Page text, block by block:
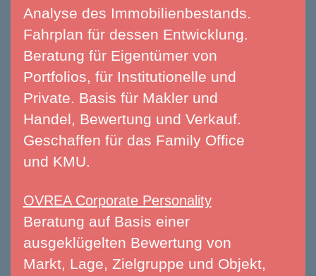
Analyse des Immobilienbestands.
Fahrplan für dessen Entwicklung.
Beratung für Eigentümer von
Portfolios, für Institutionelle und
Private. Basis für Makler und
Handel, Bewertung und Verkauf.
Geschaffen für das Family Office
und KMU.
OVREA Corporate Personality
Beratung auf Basis einer
ausgeklügelten Bewertung von
Markt, Lage, Zielgruppe und Objekt,